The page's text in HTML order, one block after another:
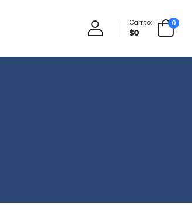
Carrito:
$0
0